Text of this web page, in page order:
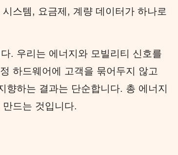
스템, 요금제, 계량 데이터가 하나로
. 우리는 에너지와 모빌리티 신호를
하드웨어에 고객을 묶어두지 않고
하는 결과는 단순합니다. 총 에너지
드는 것입니다.